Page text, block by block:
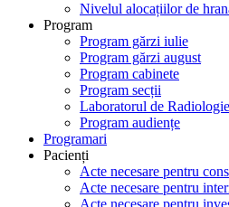
Nivelul alocațiilor de
Program
Program gărzi iulie
Program gărzi august
Program cabinete
Program secții
Laboratorul de
Program audiențe
Programari
Pacienți
Acte necesare pentru
Acte necesare pentru
Acte necesare pentru